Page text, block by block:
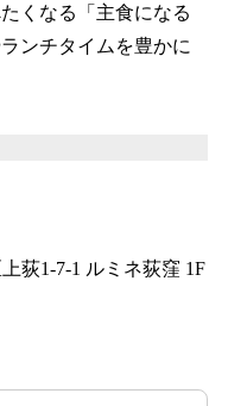
くなる「主食になる
ンチタイムを豊かに
荻1-7-1 ルミネ荻窪 1F